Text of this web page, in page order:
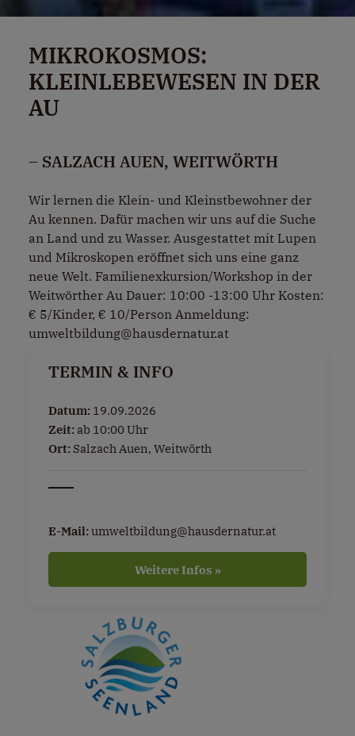
MIKROKOSMOS:
KLEINLEBEWESEN IN DER
AU
– SALZACH AUEN, WEITWÖRTH
Wir lernen die Klein- und Kleinstbewohner der
Au kennen. Dafür machen wir uns auf die Suche
an Land und zu Wasser. Ausgestattet mit Lupen
und Mikroskopen eröffnet sich uns eine ganz
neue Welt. Familienexkursion/Workshop in der
Weitwörther Au Dauer: 10:00 -13:00 Uhr Kosten:
€ 5/Kinder, € 10/Person Anmeldung:
umweltbildung@hausdernatur.at
TERMIN & INFO
Datum: 19.09.2026
Zeit: ab 10:00 Uhr
Ort: Salzach Auen, Weitwörth
E-Mail:umweltbildung@hausdernatur.at
Weitere Infos »